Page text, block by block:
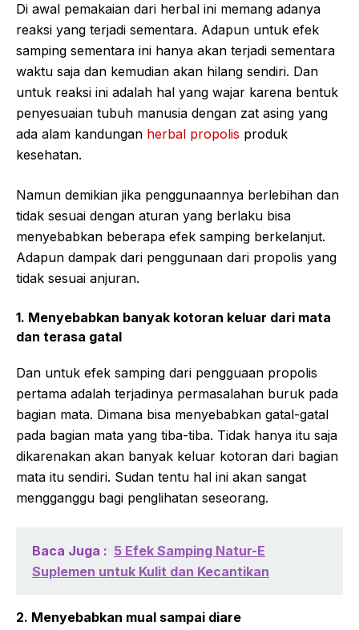
Di awal pemakaian dari herbal ini memang adanya
reaksi yang terjadi sementara. Adapun untuk efek
samping sementara ini hanya akan terjadi sementara
waktu saja dan kemudian akan hilang sendiri. Dan
untuk reaksi ini adalah hal yang wajar karena bentuk
penyesuaian tubuh manusia dengan zat asing yang
ada alam kandungan herbal propolis produk
kesehatan.
Namun demikian jika penggunaannya berlebihan dan
tidak sesuai dengan aturan yang berlaku bisa
menyebabkan beberapa efek samping berkelanjut.
Adapun dampak dari penggunaan dari propolis yang
tidak sesuai anjuran.
1. Menyebabkan banyak kotoran keluar dari mata
dan terasa gatal
Dan untuk efek samping dari pengguaan propolis
pertama adalah terjadinya permasalahan buruk pada
bagian mata. Dimana bisa menyebabkan gatal-gatal
pada bagian mata yang tiba-tiba. Tidak hanya itu saja
dikarenakan akan banyak keluar kotoran dari bagian
mata itu sendiri. Sudan tentu hal ini akan sangat
mengganggu bagi penglihatan seseorang.
Baca Juga : 5 Efek Samping Natur-E
Suplemen untuk Kulit dan Kecantikan
2. Menyebabkan mual sampai diare